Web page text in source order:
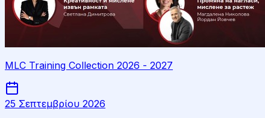
MLC Training Collection 2026 - 2027
25 Σεπτεμβρίου 2026